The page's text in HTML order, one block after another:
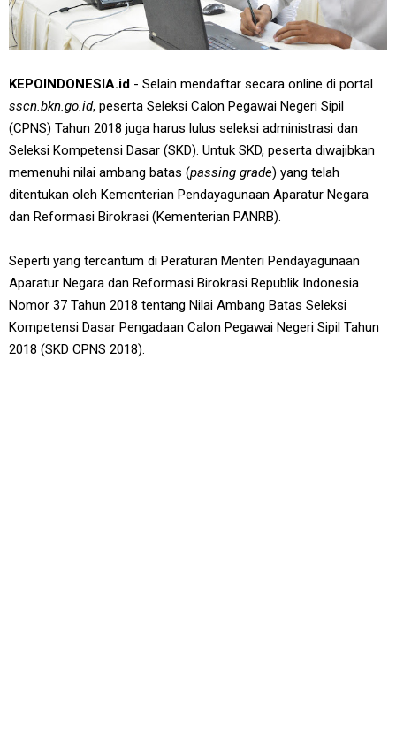
KEPOINDONESIA.id - Selain mendaftar secara online di portal
sscn.bkn.go.id, peserta Seleksi Calon Pegawai Negeri Sipil
(CPNS) Tahun 2018 juga harus lulus seleksi administrasi dan
Seleksi Kompetensi Dasar (SKD). Untuk SKD, peserta diwajibkan
memenuhi nilai ambang batas (passing grade) yang telah
ditentukan oleh Kementerian Pendayagunaan Aparatur Negara
dan Reformasi Birokrasi (Kementerian PANRB).
Seperti yang tercantum di Peraturan Menteri Pendayagunaan
Aparatur Negara dan Reformasi Birokrasi Republik Indonesia
Nomor 37 Tahun 2018 tentang Nilai Ambang Batas Seleksi
Kompetensi Dasar Pengadaan Calon Pegawai Negeri Sipil Tahun
2018 (SKD CPNS 2018).